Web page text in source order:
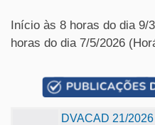
Início às 8 horas do dia 9/
horas do dia 7/5/2026
DVACAD 21/2026